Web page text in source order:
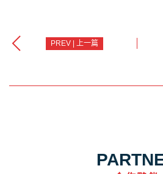
PREV | 上一篇